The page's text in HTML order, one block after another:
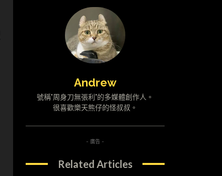
Andrew
號稱"周身刀無張利"的多媒體創作人。
很喜歡樂天熊仔的怪叔叔。
- 廣告 -
Related Articles